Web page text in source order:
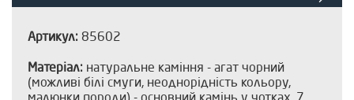
Артикул: 85602
Матеріал: натуральне каміння - агат чорний
(можливі білі смуги, неоднорідність кольору,